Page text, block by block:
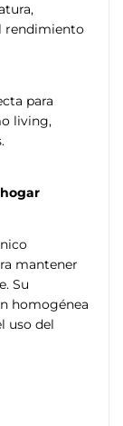
rendimiento
para
living,
mantener
Su
homogénea
uso del